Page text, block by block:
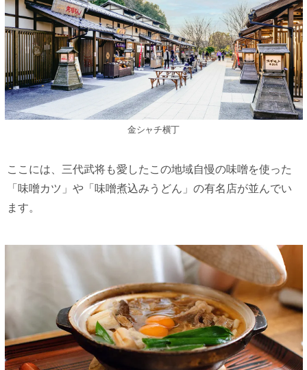
金シャチ横丁
ここには、三代武将も愛したこの地域自慢の味噌を使った
「味噌カツ」や「味噌煮込みうどん」の有名店が並んでい
ます。